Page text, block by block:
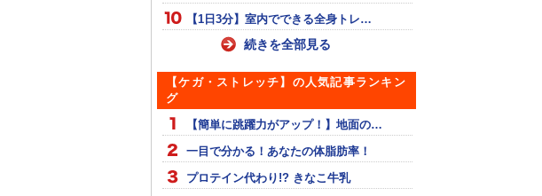
【1日3分】室内でできる全身トレ…
続きを全部見る
【ケガ・ストレッチ】の人気記事ランキン
グ
【簡単に跳躍力がアップ！】地面の…
一目で分かる！あなたの体脂肪率！
プロテイン代わり!? きなこ牛乳